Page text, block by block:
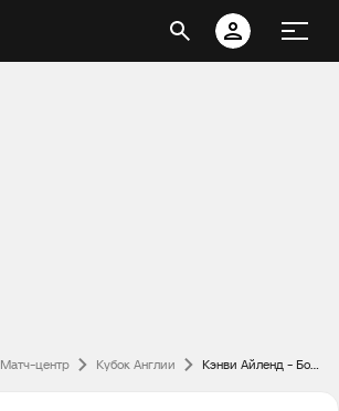
Матч-центр Кубок Англии Кэнви Айленд - Боуэрс энд Питси: обзор матча от 5 октября 2019